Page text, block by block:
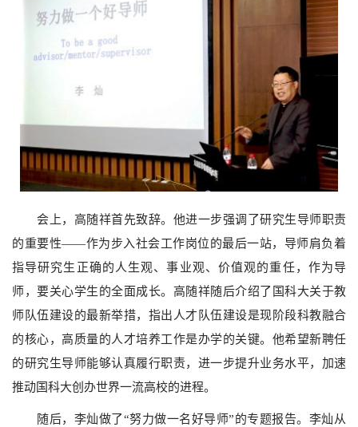
会上，高随祥首先致辞。他进一步强调了研究生导师职责
的重要性——作为步入社会工作岗位的最后一站，导师肩负着
指导研究生正确的人生观、事业观、价值观的重任，作为导
师，要关心学生的全面成长。高随祥随后介绍了国科大关于教
师队伍建设的最新举措，指出人才队伍建设是现阶段科教融合
的核心，高质量的人才培养工作是办学的关键。他希望新聘任
的研究生导师能够认真履行职责，进一步提升业务水平，加速
推动国科大创办世界一流高校的进程。
随后，李灿做了“努力做一名好导师”的专题报告。李灿从